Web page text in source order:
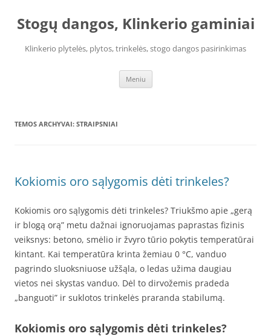
turinio
Stogų dangos, Klinkerio gaminiai
Klinkerio plytelės, plytos, trinkelės, stogo dangos pasirinkimas
Meniu
TEMOS ARCHYVAI: STRAIPSNIAI
Kokiomis oro sąlygomis dėti trinkeles?
Kokiomis oro sąlygomis dėti trinkeles? Triukšmo apie „gerą
ir blogą orą” metu dažnai ignoruojamas paprastas fizinis
veiksnys: betono, smėlio ir žvyro tūrio pokytis temperatūrai
kintant. Kai temperatūra krinta žemiau 0 °C, vanduo
pagrindo sluoksniuose užšąla, o ledas užima daugiau
vietos nei skystas vanduo. Dėl to dirvožemis pradeda
„banguoti” ir suklotos trinkelės praranda stabilumą.
Kokiomis oro sąlygomis dėti trinkeles?